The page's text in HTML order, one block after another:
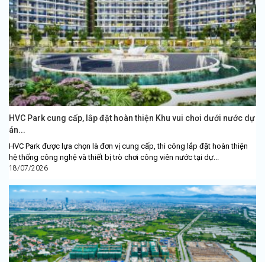
HVC Park cung cấp, lắp đặt hoàn thiện Khu vui chơi dưới nước dự
án...
HVC Park được lựa chọn là đơn vị cung cấp, thi công lắp đặt hoàn thiện
hệ thống công nghệ và thiết bị trò chơi công viên nước tại dự...
18/07/2026